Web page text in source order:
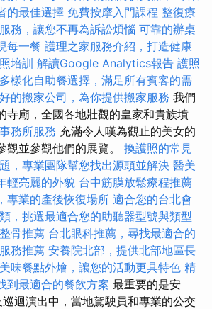
的最佳選擇 免費按摩入門課程 整復療
務，讓您不再為訴訟煩惱 可靠的辦桌
每一餐 護理之家服務介紹，打造健康
培訓 解讀Google Analytics報告 護照
多樣化自助餐選擇，滿足所有賓客的需
的搬家公司，為你提供搬家服務 我們
寺廟，全國各地壯觀的皇家和貴族墳
務所服務 充滿令人嘆為觀止的美女的
觀並參觀他們的展覽。 換護照的常見
，專業團隊幫您找出源頭並解決 醫美
輕亮麗的外貌 台中筋膜放鬆療程推薦
專業的產後恢復場所 適合您的台北會
，挑選最適合您的助聽器型號與類型
骨推薦 台北眼科推薦，尋找最適合的
務推薦 安養院北部，提供北部地區長
美味餐點外燴，讓您的活動更具特色 精
到最適合的餐飲方案 最重要的是安
迴演出中，當地駕駛員和專業的公交